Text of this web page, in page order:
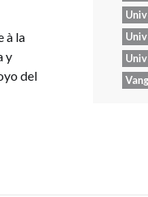
à la
y
del